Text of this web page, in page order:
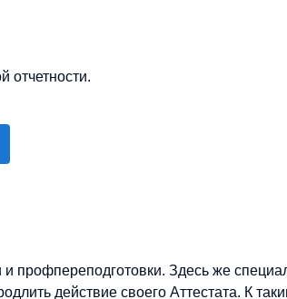
отчетности.
Здесь же
действие своего Аттестата. К